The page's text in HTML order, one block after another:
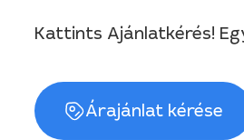
Kattints Ajánlatkérés!
Árajánlat kérése